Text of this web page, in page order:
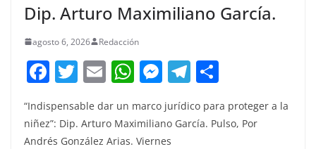
Dip. Arturo Maximiliano García.
agosto 6, 2026 Redacción
F
c
e
T
w
itt
er
E
ai
l
W
at
s
M
e
ss
e
T
e m
“Indispensable dar un marco jurídico para proteger a la
niñez”: Dip. Arturo Maximiliano García. Pulso, Por
Andrés González Arias. Viernes